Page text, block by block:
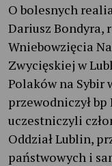
O bolesnych
Dariusz Bondyra,
Wniebowzięcia
Zwycięskiej w
Polaków na Sybir
przewodniczył
uczestniczyli
Oddział Lublin,
państwowych i